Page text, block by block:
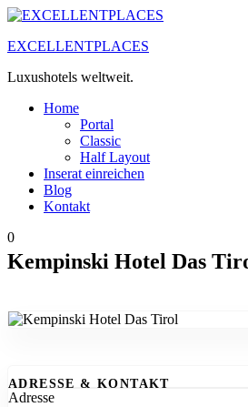
Zum
springen
EXCELLENTPLACES
Luxushotels weltweit.
Home
Portal
Classic
Half Layout
Inserat einreichen
Blog
Kontakt
0
Kempinski Hotel Das
ADRESSE & KONTAKT
Adresse